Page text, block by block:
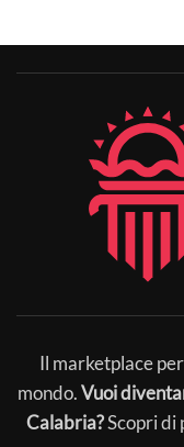
Il marketplace
mondo.Vuoi
Calabria?Scopri di